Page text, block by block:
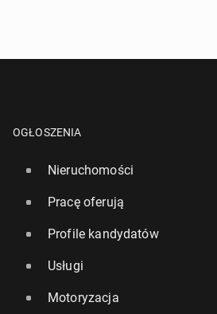
OGŁOSZENIA
Nieruchomości
Pracę oferują
Profile kandydatów
Usługi
Motoryzacja